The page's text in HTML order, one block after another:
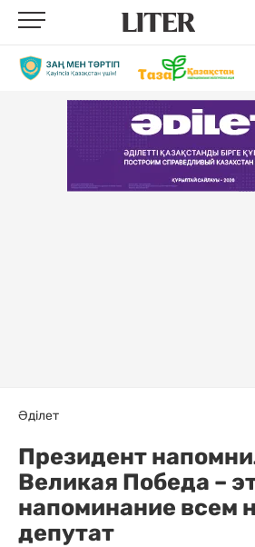
Әділет
Президент
Великая Победа –
напоминание всем
депутат